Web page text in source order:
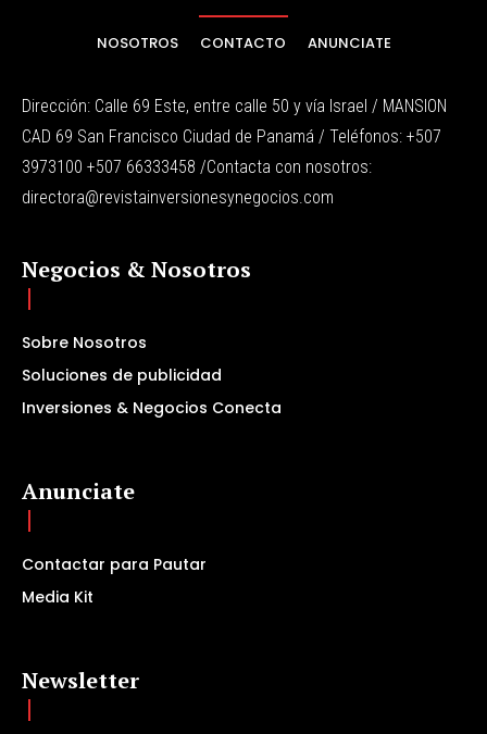
NOSOTROS CONTACTO ANUNCIATE
Dirección: Calle 69 Este, entre calle 50 y vía Israel / MANSION
CAD 69 San Francisco Ciudad de Panamá / Teléfonos: +507
3973100 +507 66333458 /Contacta con nosotros:
directora@revistainversionesynegocios.com
Negocios & Nosotros
Sobre Nosotros
Soluciones de publicidad
Inversiones & Negocios Conecta
Anunciate
Contactar para Pautar
Media Kit
Newsletter